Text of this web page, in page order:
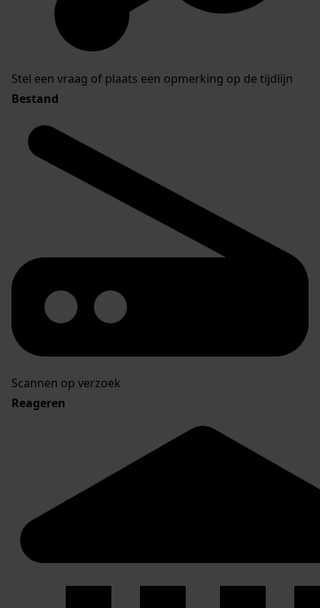
Stel een vraag of plaats een opmerking op de tijdlijn
Bestand
Scannen op verzoek
Reageren